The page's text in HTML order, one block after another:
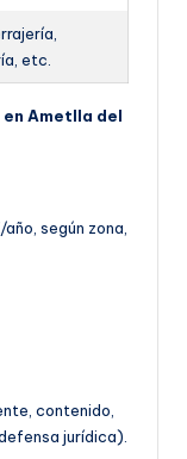
etc.
Ametlla del
según zona,
contenido,
jurídica).